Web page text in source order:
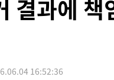
결과에 책
16:52:36